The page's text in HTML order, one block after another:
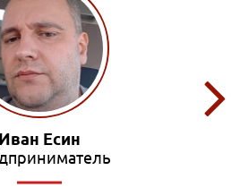
Олег Маслов
Редактор